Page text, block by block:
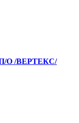
О /ВЕРТЕКС/